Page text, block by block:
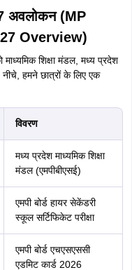
अवलोकन (MP
Overview)
माध्यमिक शिक्षा मंडल, मध्य प्रदेश
नीचे, हमने छात्रों के लिए एक
विवरण
मध्य प्रदेश माध्यमिक शिक्षा
मंडल (एमपीबीएसई)
एमपी बोर्ड हायर सेकेंडरी
स्कूल सर्टिफिकेट परीक्षा
एमपी बोर्ड एचएसएससी
एडमिट कार्ड 2026